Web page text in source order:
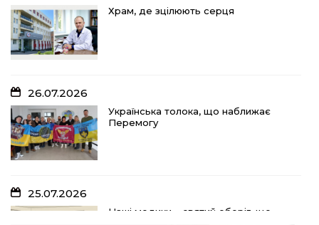
Храм, де зцілюють серця
26.07.2026
Українська толока, що наближає
Перемогу
25.07.2026
Наші медики – святий оберіг, що